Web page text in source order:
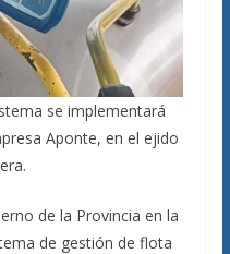
se implementará
Aponte, en el ejido
de la Provincia en la
de gestión de flota